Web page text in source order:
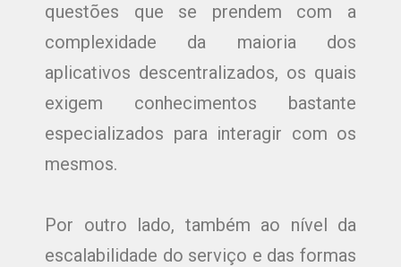
questões que se prendem com a
complexidade da maioria dos
aplicativos descentralizados, os quais
exigem conhecimentos bastante
especializados para interagir com os
mesmos.
Por outro lado, também ao nível da
escalabilidade do serviço e das formas